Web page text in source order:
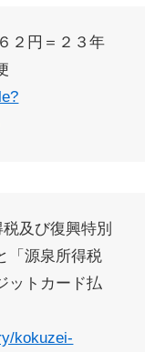
２円＝２３年
及び復興特別
「源泉所得税
ットカード払
kokuzei-